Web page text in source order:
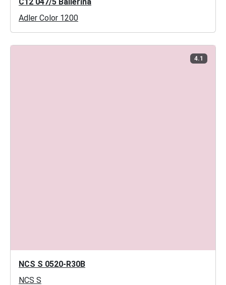
Adler Color 1200
4.1
NCS S 0520-R30B
NCS S